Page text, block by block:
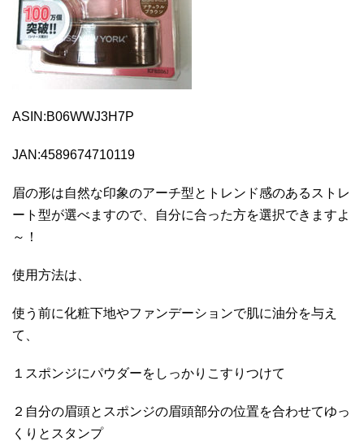
ASIN:B06WWJ3H7P
JAN:4589674710119
眉の形は自然な印象のアーチ型とトレンド感のあるストレ
ート型が選べますので、自分に合った方を選択できますよ
～！
使用方法は、
使う前に化粧下地やファンデーションで肌に油分を与え
て、
１スポンジにパウダーをしっかりこすりつけて
２自分の眉頭とスポンジの眉頭部分の位置を合わせてゆっ
くりとスタンプ